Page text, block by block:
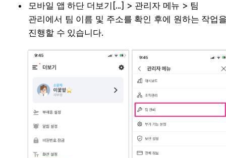
모바일 앱 하단 더보기[...] > 관리자 메뉴 > 팀
관리에서 팀 이름 및 주소를 확인 후에 원하는 작업
진행할 수 있습니다.